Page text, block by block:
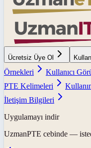
Ücretsiz Üye Ol
Örnekleri
Kullanıcı
PTE Kelimeleri
İletişim Bilgileri
Uygulamayı indir
UzmanPTE cebinde —